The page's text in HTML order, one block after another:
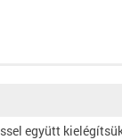
együtt